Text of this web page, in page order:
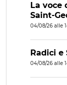
La voce
Saint-
04/08/26 alle
Radici e
04/08/26 alle